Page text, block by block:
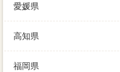
愛媛県
高知県
福岡県